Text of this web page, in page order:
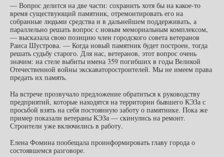
— Вопрос делится на две части: сохранить хотя бы на какое-то
время существующий памятник, отремонтировать его на
собранные людьми средства и в дальнейшем поддерживать, а
параллельно решать вопрос с новым мемориальным комплексом,
— высказала свою позицию член городского совета ветеранов
Раиса Шустрова. — Когда новый памятник будет построен, тогда
решать судьбу старого. Для нас, ветеранов, этот вопрос очень
значим: на стеле выбиты имена 359 погибших в годы Великой
Отечественной войны экскаваторостроителей. Мы не имеем права
предать их память.
На встрече прозвучало предложение обратиться к руководству
предприятий, которые находятся на территории бывшего КЭЗа с
просьбой взять на себя постоянную заботу о памятнике. Пока же
пример показали ветераны КЭЗа — скинулись на ремонт.
Строители уже включились в работу.
Елена Фомина пообещала проинформировать главу города о
состоявшемся разговоре.